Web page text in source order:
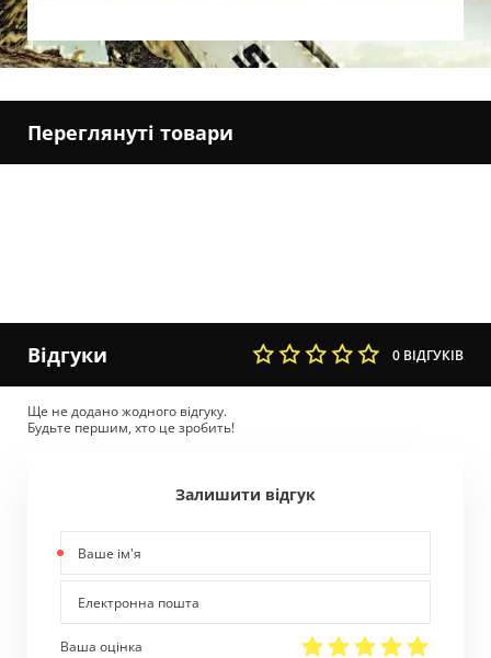
Переглянуті товари
Відгуки 0 ВІДГУКІВ
Ще не додано жодного відгуку.
Будьте першим, хто це зробить!
Залишити відгук
ім'я
пошта
Ваша оцінка